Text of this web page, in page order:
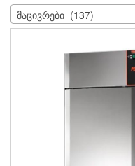
მაცივრები (137)